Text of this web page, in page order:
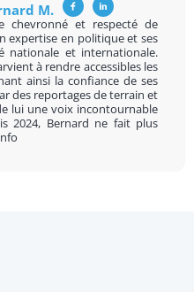
M.
chevronné et respecté de
expertise en politique et ses
nationale et internationale.
à rendre accessibles les
ainsi la confiance de ses
des reportages de terrain et
lui une voix incontournable
2024, Bernard ne fait plus